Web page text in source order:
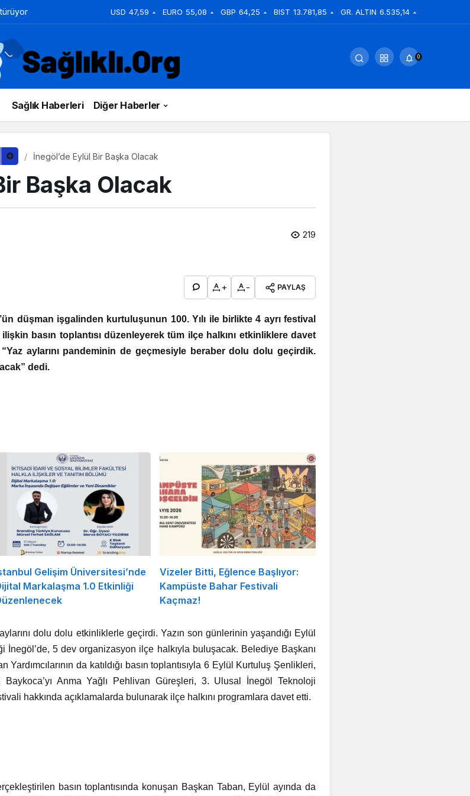
USD 47,59 EURO 55,08 GBP 64,25 BIST 13.781,85 GR. ALTIN 6.535,14
0
Sağlık Haberleri Diğer Haberler
İnegöl’de Eylül Bir Başka Olacak
Başka Olacak
219
+ - PAYLAŞ
düşman işgalinden kurtuluşunun 100. Yılı ile birlikte 4 ayrı festival
basın toplantısı düzenleyerek tüm ilçe halkını etkinliklere davet
aylarını pandeminin de geçmesiyle beraber dolu dolu geçirdik.
dedi.
Gelişim Üniversitesi’nde
Markalaşma 1.0 Etkinliği
Vizeler Bitti, Eğlence Başlıyor:
Kampüste Bahar Festivali
Kaçmaz!
dolu dolu etkinliklerle geçirdi. Yazın son günlerinin yaşandığı Eylül
İnegöl’de, 5 dev organizasyon ilçe halkıyla buluşacak. Belediye Başkanı
da katıldığı basın toplantısıyla 6 Eylül Kurtuluş Şenlikleri,
Baykoca’yı Anma Yağlı Pehlivan Güreşleri, 3. Ulusal İnegöl Teknoloji
hakkında açıklamalarda bulunarak ilçe halkını programlara davet etti.
basın toplantısında konuşan Başkan Taban, Eylül ayında da